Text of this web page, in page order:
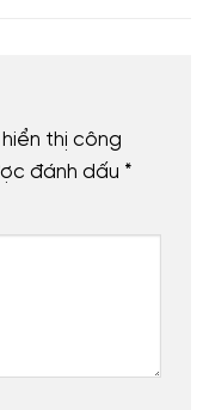
thị công
đánh dấu *